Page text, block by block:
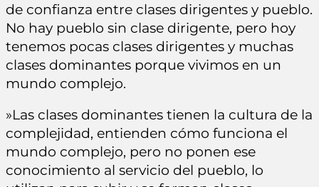
de confianza entre clases dirigentes y pueblo.
No hay pueblo sin clase dirigente, pero hoy
tenemos pocas clases dirigentes y muchas
clases dominantes porque vivimos en un
mundo complejo.
»Las clases dominantes tienen la cultura de la
complejidad, entienden cómo funciona el
mundo complejo, pero no ponen ese
conocimiento al servicio del pueblo, lo